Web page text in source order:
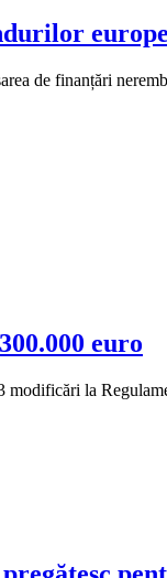
de finanțări
euro
modificări la